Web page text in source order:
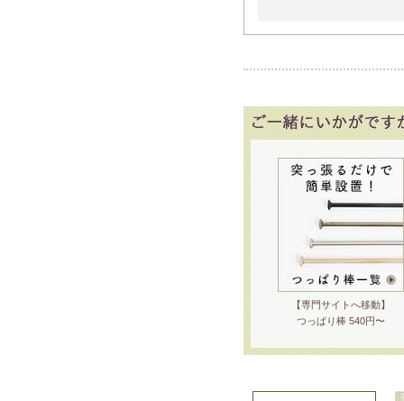
【専門サイトへ移動】
つっぱり棒 540円〜